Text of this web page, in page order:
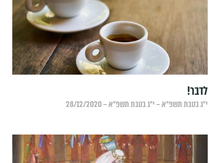
לדבר!
י״ג בטבת תשפ״א – י״ג בטבת תשפ״א – 28/12/2020